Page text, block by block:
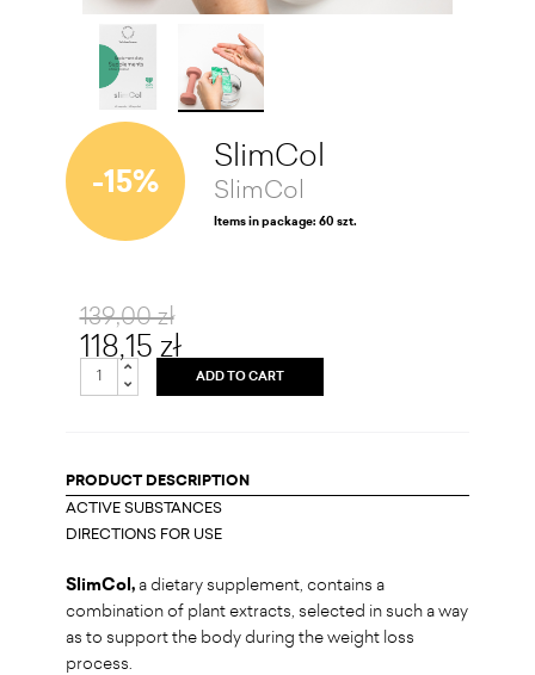
-15%
SlimCol
SlimCol
Items in package: 60 szt.
118,15 zł
139,00 zł
ADD TO CART
PRODUCT DESCRIPTION
ACTIVE SUBSTANCES
DIRECTIONS FOR USE
SlimCol, a dietary supplement, contains a
combination of plant extracts, selected in such a way
as to support the body during the weight loss
process.